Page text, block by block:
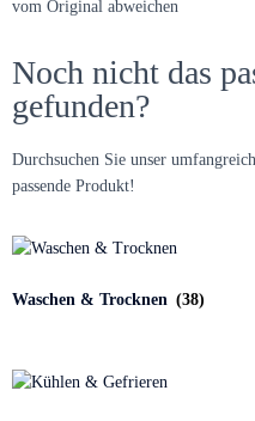
vom Original abweichen
Noch nicht das
gefunden?
Durchsuchen Sie unser
passende Produkt!
Waschen & Trocknen (38)